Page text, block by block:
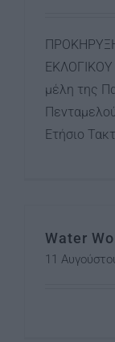
ΕΚΛΟΓΙΚΟΥ
μέλη της
Ετήσιο
Water
11